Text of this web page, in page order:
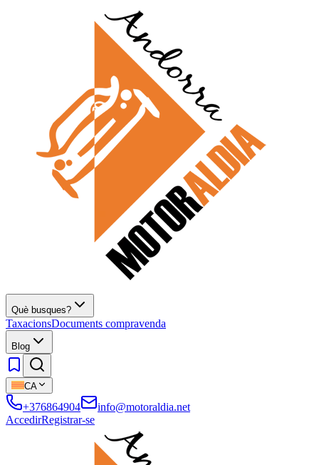
Què busques?
TaxacionsDocuments compravenda
Blog
CA
+376864904
info@motoraldia.net
AccedirRegistrar-se